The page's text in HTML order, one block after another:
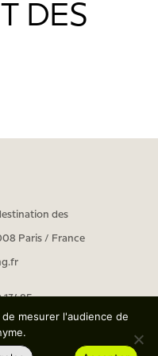
DES
des
Paris / France
13485
mesurer l'audience de